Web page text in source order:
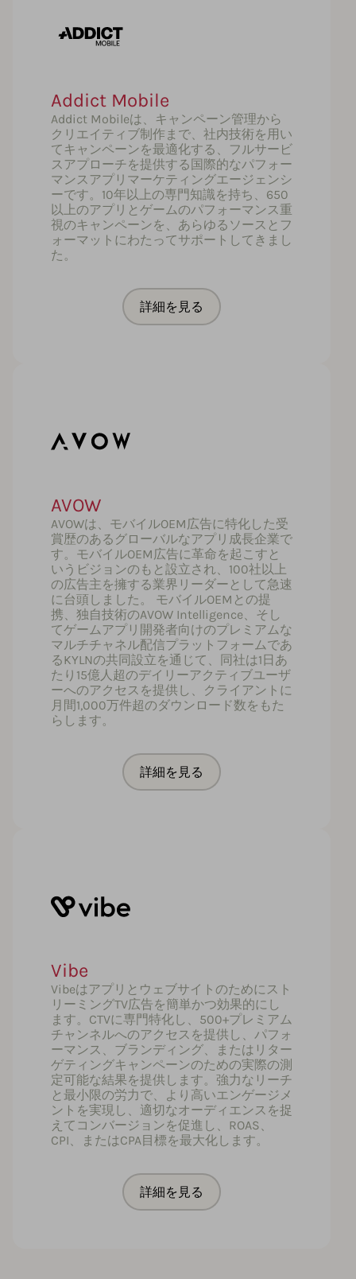
Addict Mobile
Addict Mobileは、キャンペーン管理から
クリエイティブ制作まで、社内技術を用い
てキャンペーンを最適化する、フルサービ
スアプローチを提供する国際的なパフォー
マンスアプリマーケティングエージェンシ
ーです。10年以上の専門知識を持ち、650
以上のアプリとゲームのパフォーマンス重
視のキャンペーンを、あらゆるソースとフ
ォーマットにわたってサポートしてきまし
た。
詳細を見る
AVOW
AVOWは、モバイルOEM広告に特化した受
賞歴のあるグローバルなアプリ成長企業で
す。モバイルOEM広告に革命を起こすと
いうビジョンのもと設立され、100社以上
の広告主を擁する業界リーダーとして急速
に台頭しました。 モバイルOEMとの提
携、独自技術のAVOW Intelligence、そし
てゲームアプリ開発者向けのプレミアムな
マルチチャネル配信プラットフォームであ
るKYLNの共同設立を通じて、同社は1日あ
たり15億人超のデイリーアクティブユーザ
ーへのアクセスを提供し、クライアントに
月間1,000万件超のダウンロード数をもた
らします。
詳細を見る
Vibe
Vibeはアプリとウェブサイトのためにスト
リーミングTV広告を簡単かつ効果的にし
ます。CTVに専門特化し、500+プレミアム
チャンネルへのアクセスを提供し、パフォ
ーマンス、ブランディング、またはリター
ゲティングキャンペーンのための実際の測
定可能な結果を提供します。強力なリーチ
と最小限の労力で、より高いエンゲージメ
ントを実現し、適切なオーディエンスを捉
えてコンバージョンを促進し、ROAS、
CPI、またはCPA目標を最大化します。
詳細を見る